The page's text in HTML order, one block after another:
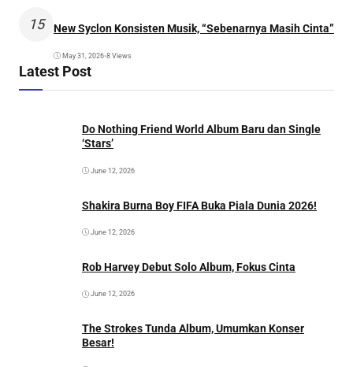
15 New Syclon Konsisten Musik, “Sebenarnya Masih Cinta”
May 31, 2026•8 Views
Latest Post
Do Nothing Friend World Album Baru dan Single
‘Stars’
June 12, 2026
Shakira Burna Boy FIFA Buka Piala Dunia 2026!
June 12, 2026
Rob Harvey Debut Solo Album, Fokus Cinta
June 12, 2026
The Strokes Tunda Album, Umumkan Konser
Besar!